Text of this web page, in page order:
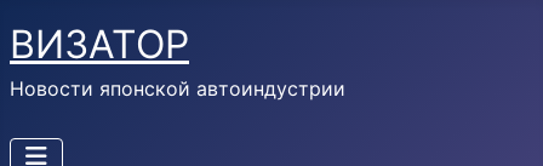
ВИЗАТОР
Новости японской автоиндустрии